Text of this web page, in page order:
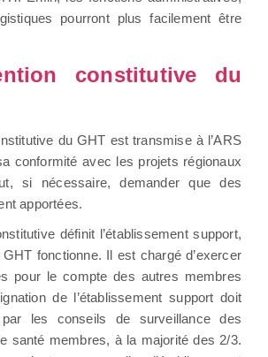
pourront plus facilement être
constitutive du
du GHT est transmise à l’ARS
conformité avec les projets régionaux
si nécessaire, demander que des
apportées.
définit l’établissement support,
fonctionne. Il est chargé d’exercer
pour le compte des autres membres
de l’établissement support doit
les conseils de surveillance des
santé membres, à la majorité des 2/3.